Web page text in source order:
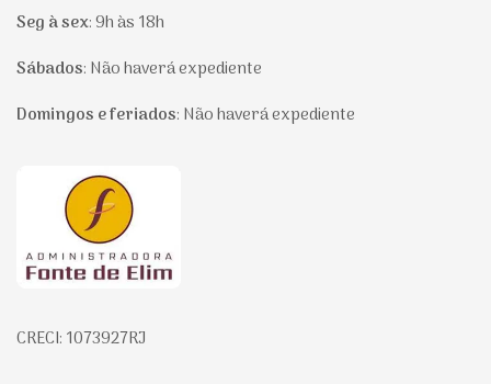
Seg à sex:9h às 18h
Sábados: Não haverá expediente
Domingos e feriados: Não haverá expediente
Página inicial
CRECI: 1073927RJ